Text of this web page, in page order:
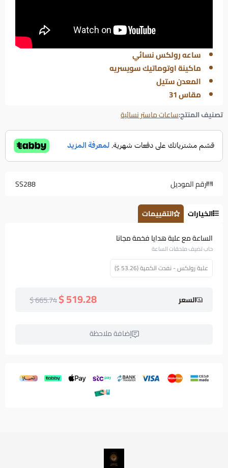
ساعه رولكس نسائي
ماكينة اوتوماتيك سويسريه
المعدن ستيل
مقاس 31
تصنيف المنتج:ساعات ماستر نسائية
رقم الموديل SS288
الخيارات
التقييمات
الساعة مع علبة هدايا فخمة مجانا
حاب تضيف ملحقات الساعة
علبة رولكس - نفدت الكمية (53.26 $)
السعر 519.28 $
665.74 $
إضافة ملاحظة